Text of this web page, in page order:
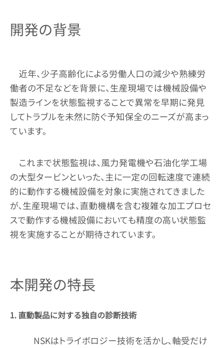
開発の背景
近年、少子高齢化による労働人口の減少や熟練労
働者の不足などを背景に、生産現場では機械設備や
製造ラインを状態監視することで異常を早期に発見
してトラブルを未然に防ぐ予知保全のニーズが高まっ
ています。
これまで状態監視は、風力発電機や石油化学工場
の大型タービンといった、主に一定の回転速度で連続
的に動作する機械設備を対象に実施されてきました
が、生産現場では、直動機構を含む複雑な加工プロセ
スで動作する機械設備においても精度の高い状態監
視を実施することが期待されています。
本開発の特長
1. 直動製品に対する独自の診断技術
NSKはトライボロジー技術を活かし、軸受だけ